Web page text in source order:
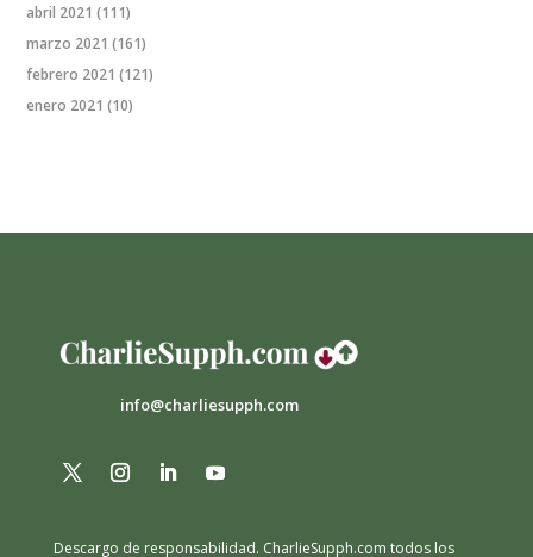
abril 2021 (111)
marzo 2021 (161)
febrero 2021 (121)
enero 2021 (10)
info@charliesupph.com
Descargo de responsabilidad. CharlieSupph.com todos los